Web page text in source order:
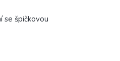
se špičkovou